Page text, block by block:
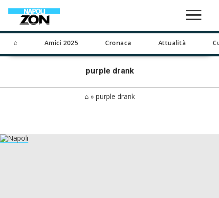
⌂ Amici 2025 Cronaca Attualità
purple drank
⌂» purple drank